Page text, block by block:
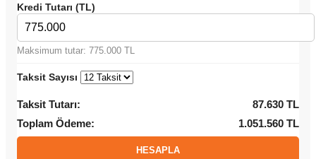
Kredi Tutarı (TL)
Maksimum tutar: 775.000 TL
Taksit Sayısı
Taksit Tutarı:
87.630 TL
Toplam Ödeme:
1.051.560 TL